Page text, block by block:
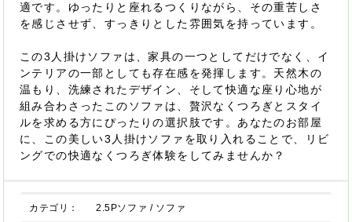
適です。ゆったりと座れるつくりながら、その重苦しさ
を感じさせず、すっきりとした雰囲気を持っています。
この3人掛けソファは、家具の一つとしてだけでなく、イ
ンテリアの一部としても存在感を発揮します。天然木の
温もり、洗練されたデザイン、そして快適な座り心地が
組み合わさったこのソファは、贅沢なくつろぎとスタイ
ルを求める方にぴったりの選択肢です。あなたのお部屋
に、この美しい3人掛けソファを取り入れることで、リビ
ングでの快適なくつろぎ体験をしてみませんか？
カテゴリ： 2.5Pソファ / ソファ